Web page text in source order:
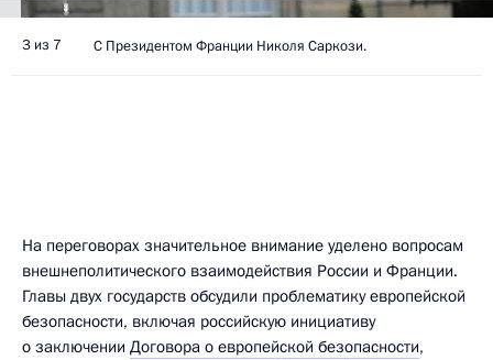
3 из 7 С Президентом Франции Николя Саркози.
На переговорах значительное внимание уделено вопросам
внешнеполитического взаимодействия России и Франции.
Главы двух государств обсудили проблематику европейской
безопасности, включая российскую инициативу
о заключении Договора о европейской безопасности,